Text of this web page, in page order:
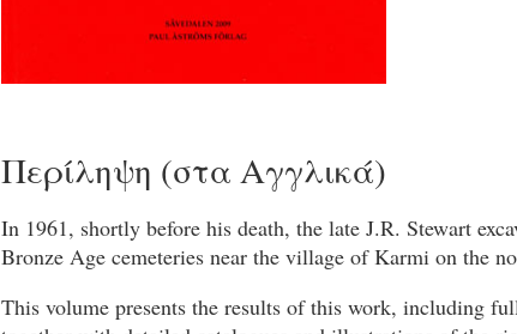
Περίληψη (στα Αγγλικά)
In 1961, shortly before his death, the late J.R. Stewart
Bronze Age cemeteries near the village of Karmi on the
This volume presents the results of this work, including